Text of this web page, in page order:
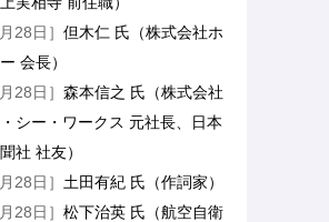
月28日］但木仁 氏（株式会社ホ
会長）
月28日］森本信之 氏（株式会社
シー・ワークス 元社長、日本
社 社友）
月28日］ 土田有紀 氏（作詞家）
月28日］松下治英 氏（航空自衛